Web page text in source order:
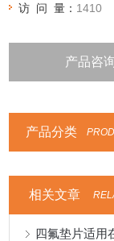
访 问 量： 1410
产品咨
产品分类
相关文章
四氟垫片适用